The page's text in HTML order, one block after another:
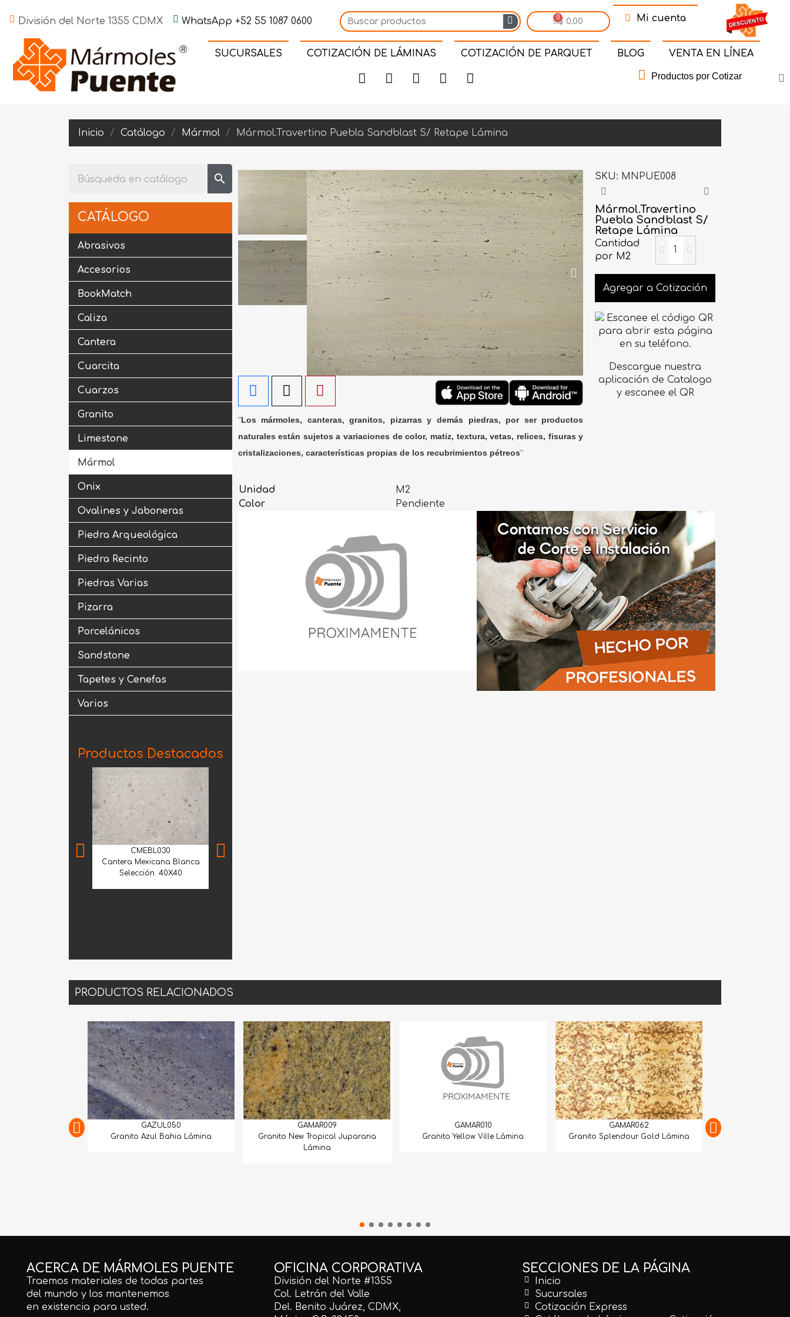
División del Norte 1355 CDMX WhatsApp +52 55 1087 0600 $ 0.00 Mi cuenta
SUCURSALES COTIZACIÓN DE LÁMINAS COTIZACIÓN DE PARQUET BLOG VENTA EN LÍNEA
Productos por Cotizar
Inicio Catálogo Mármol Mármol.Travertino Puebla Sandblast S/ Retape Lámina
search
CATÁLOGO
Abrasivos
Accesorios
BookMatch
Caliza
Cantera
Cuarcita
Cuarzos
Granito
Limestone
Mármol
Onix
Ovalines y Jaboneras
Piedra Arqueológica
Piedra Recinto
Piedras Varias
Pizarra
Porcelánicos
Sandstone
Tapetes y Cenefas
Varios
Productos Destacados
CMEBL030
Cantera Mexicana Blanca
Selección. 40X40
"Los mármoles, canteras, granitos, pizarras y demás piedras, por ser productos
naturales están sujetos a variaciones de color, matiz, textura, vetas, relices, fisuras y
cristalizaciones, características propias de los recubrimientos pétreos"
SKU MNPUE008
Mármol.Travertino
Puebla Sandblast S/
Retape Lámina
Cantidad
por M2
Agregar a Cotización
Descargue nuestra
aplicación de Catalogo
y escanee el QR
Unidad
M2
Color
Pendiente
PRODUCTOS RELACIONADOS
GAZUL050
Granito Azul Bahia Lámina
GAMAR009
Granito New Tropical Juparana
Lámina
GAMAR010
Granito Yellow Ville Lámina
GAMAR062
Granito Splendour Gold Lámina
ACERCA DE MÁRMOLES PUENTE
Traemos materiales de todas partes
del mundo y los mantenemos
en existencia para usted.
OFICINA CORPORATIVA
División del Norte #1355
Col. Letrán del Valle
Del. Benito Juárez, CDMX,
SECCIONES DE LA PÁGINA
Inicio
Sucursales
Cotización Express